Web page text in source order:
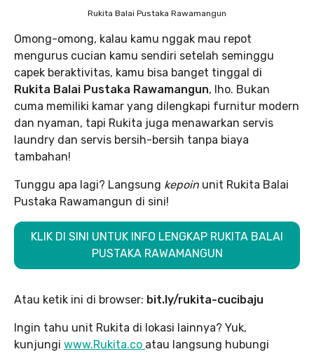
Rukita Balai Pustaka Rawamangun
Omong-omong, kalau kamu nggak mau repot
mengurus cucian kamu sendiri setelah seminggu
capek beraktivitas, kamu bisa banget tinggal di
Rukita Balai Pustaka Rawamangun, lho. Bukan
cuma memiliki kamar yang dilengkapi furnitur modern
dan nyaman, tapi Rukita juga menawarkan servis
laundry dan servis bersih-bersih tanpa biaya
tambahan!
Tunggu apa lagi? Langsung kepoin unit Rukita Balai
Pustaka Rawamangun di sini!
KLIK DI SINI UNTUK INFO LENGKAP RUKITA BALAI
PUSTAKA RAWAMANGUN
Atau ketik ini di browser: bit.ly/rukita-cucibaju
Ingin tahu unit Rukita di lokasi lainnya? Yuk,
kunjungi www.Rukita.co atau langsung hubungi